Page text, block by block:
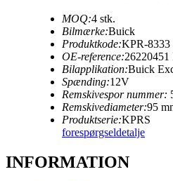
MOQ:4 stk.
Bilmærke:Buick
Produktkode:KPR-8333
OE-reference:26220451
Bilapplikation:Buick
Spænding:12V
Remskivespor nummer:
Remskivediameter:95
Produktserie:KPRS
forespørgseldetalje
INFORMATION